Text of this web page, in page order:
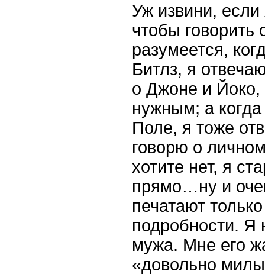
Уж извини,
чтобы говорить
разумеется,
Битлз, я
о Джоне и Йоко,
нужным; а
Поле, я тоже
говорю о
хотите нет, я
прямо…ну и
печатают
подробности. Я
мужа. Мне его
«довольно